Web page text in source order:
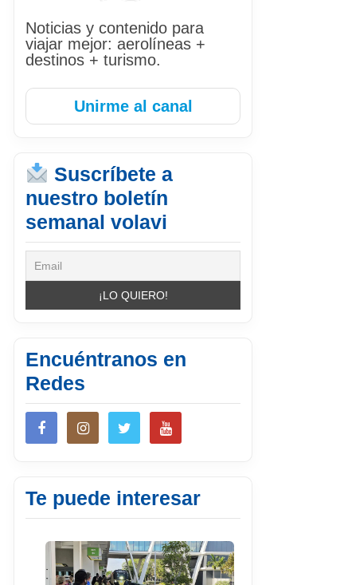
Noticias y contenido para
viajar mejor: aerolíneas +
destinos + turismo.
Unirme al canal
Suscríbete a
nuestro boletín
semanal volavi
Encuéntranos en
Redes
Te puede interesar